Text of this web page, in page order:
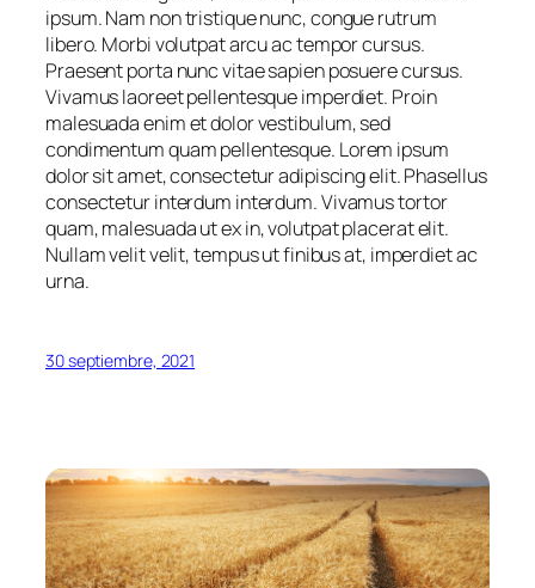
ipsum. Nam non tristique nunc, congue rutrum
libero. Morbi volutpat arcu ac tempor cursus.
Praesent porta nunc vitae sapien posuere cursus.
Vivamus laoreet pellentesque imperdiet. Proin
malesuada enim et dolor vestibulum, sed
condimentum quam pellentesque. Lorem ipsum
dolor sit amet, consectetur adipiscing elit. Phasellus
consectetur interdum interdum. Vivamus tortor
quam, malesuada ut ex in, volutpat placerat elit.
Nullam velit velit, tempus ut finibus at, imperdiet ac
urna.
30 septiembre, 2021